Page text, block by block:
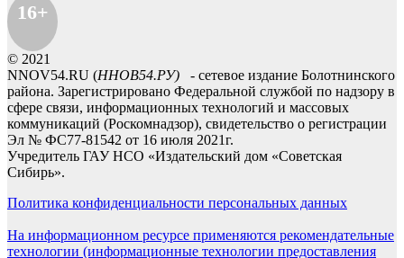
16+
© 2021
NNOV54.RU (ННОВ54.РУ) - сетевое издание Болотнинского
района. Зарегистрировано Федеральной службой по надзору в
сфере связи, информационных технологий и массовых
коммуникаций (Роскомнадзор), свидетельство о регистрации
Эл № ФС77-81542 от 16 июля 2021г.
Учредитель ГАУ НСО «Издательский дом «Советская
Сибирь».
Политика конфиденциальности персональных данных
На информационном ресурсе применяются рекомендательные
технологии (информационные технологии предоставления